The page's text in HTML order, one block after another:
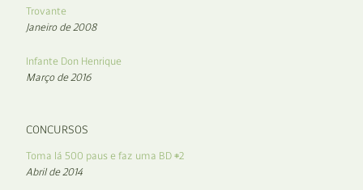
Trovante
Janeiro de 2008
Infante Don Henrique
Março de 2016
CONCURSOS
Toma lá 500 paus e faz uma BD #2
Abril de 2014